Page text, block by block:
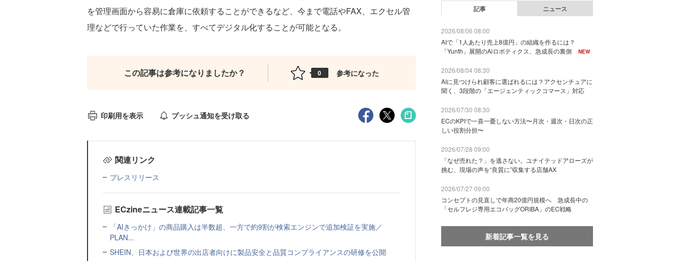
を管理画面から容易に倉庫に依頼することができるなど、今まで電話やFAX、エクセル管
理などで行っていた作業を、すべてデジタル化することが可能となる。
この記事は参考になりましたか？ 0 参考になった
印刷用を表示 プッシュ通知を受け取る
関連リンク
プレスリリース
ECzineニュース連載記事一覧
「AIきっかけ」の商品購入は半数超、一方で約9割が検索エンジンで追加検証を実施／
PLAN...
SHEIN、日本および世界の出店者向けに製品安全と品質コンプライアンスの研修を公開
記事 ニュース
2026/08/06 08:00
AIで「1人あたり売上8億円」の組織を作るには？
「Yunth」展開のAiロボティクス、急成長の裏側
NEW
2026/08/04 08:30
AIに見つけられ顧客に選ばれるには？アクセンチュアに
聞く、3段階の「エージェンティックコマース」対応
2026/07/30 08:30
ECのKPIで一喜一憂しない方法〜月次・週次・日次の正
しい役割分担〜
2026/07/28 09:00
「なぜ売れた？」を逃さない。ユナイテッドアローズが
挑む、現場の声を“良質に”収集する店舗AX
2026/07/27 09:00
コンセプトの見直しで年商20億円規模へ 急成長中の
「セルフレジ専用エコバッグORIBA」のEC戦略
新着記事一覧を見る